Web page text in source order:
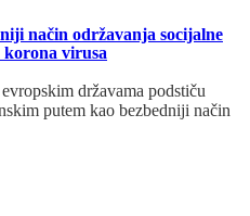
način održavanja socijalne
virusa
državama podstiču
putem kao bezbedniji način